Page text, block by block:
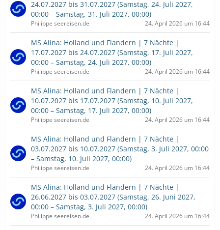
24.07.2027 bis 31.07.2027 (Samstag, 24. Juli 2027,
00:00 – Samstag, 31. Juli 2027, 00:00)
Philippe seereisen.de 24. April 2026 um 16:44
MS Alina: Holland und Flandern | 7 Nächte |
17.07.2027 bis 24.07.2027 (Samstag, 17. Juli 2027,
00:00 – Samstag, 24. Juli 2027, 00:00)
Philippe seereisen.de 24. April 2026 um 16:44
MS Alina: Holland und Flandern | 7 Nächte |
10.07.2027 bis 17.07.2027 (Samstag, 10. Juli 2027,
00:00 – Samstag, 17. Juli 2027, 00:00)
Philippe seereisen.de 24. April 2026 um 16:44
MS Alina: Holland und Flandern | 7 Nächte |
03.07.2027 bis 10.07.2027 (Samstag, 3. Juli 2027, 00:00
– Samstag, 10. Juli 2027, 00:00)
Philippe seereisen.de 24. April 2026 um 16:44
MS Alina: Holland und Flandern | 7 Nächte |
26.06.2027 bis 03.07.2027 (Samstag, 26. Juni 2027,
00:00 – Samstag, 3. Juli 2027, 00:00)
Philippe seereisen.de 24. April 2026 um 16:44